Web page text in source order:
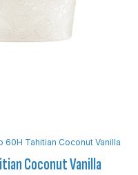
60H Tahitian Coconut Vanilla
Coconut Vanilla